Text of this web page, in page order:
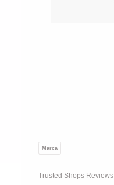
Marca
Trusted Shops Reviews